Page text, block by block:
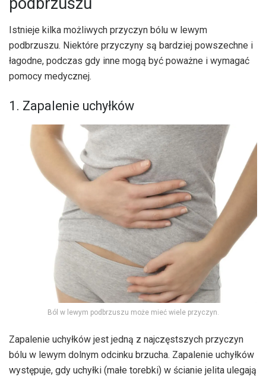
podbrzuszu
Istnieje kilka możliwych przyczyn bólu w lewym
podbrzuszu. Niektóre przyczyny są bardziej powszechne i
łagodne, podczas gdy inne mogą być poważne i wymagać
pomocy medycznej.
1. Zapalenie uchyłków
Ból w lewym podbrzuszu może mieć wiele przyczyn.
Zapalenie uchyłków jest jedną z najczęstszych przyczyn
bólu w lewym dolnym odcinku brzucha. Zapalenie uchyłków
występuje, gdy uchyłki (małe torebki) w ścianie jelita ulegają